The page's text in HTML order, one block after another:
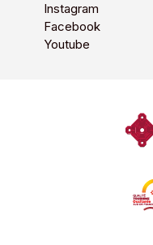
Instagram
Facebook
Youtube